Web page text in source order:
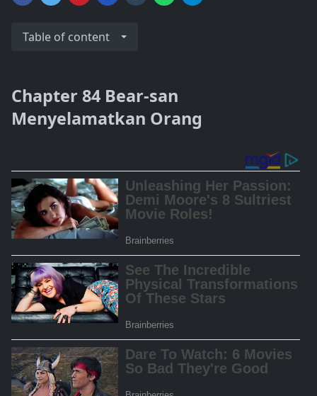
Table of content
Chapter 84 Bear-san
Menyelamatkan Orang